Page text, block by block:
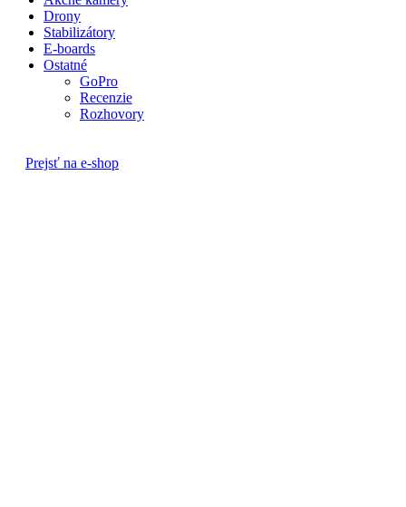
Drony
Stabilizátory
E-boards
Ostatné
GoPro
Recenzie
Rozhovory
Prejsť na e-shop